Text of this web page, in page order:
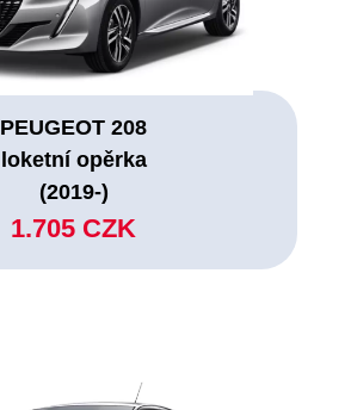
PEUGEOT 208
loketní opěrka
(2019-)
1.705 CZK